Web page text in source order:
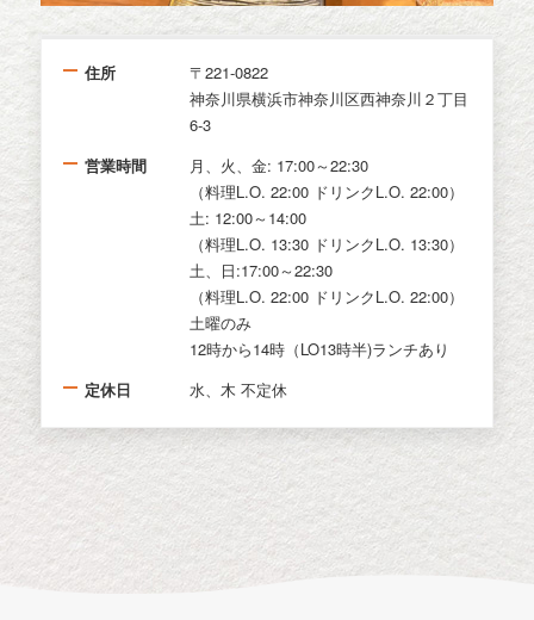
住所
〒221-0822
神奈川県横浜市神奈川区西神奈川２丁目
6-3
営業時間
月、火、金: 17:00～22:30
（料理L.O. 22:00 ドリンクL.O. 22:00）
土: 12:00～14:00
（料理L.O. 13:30 ドリンクL.O. 13:30）
土、日:17:00～22:30
（料理L.O. 22:00 ドリンクL.O. 22:00）
土曜のみ
12時から14時（LO13時半)ランチあり
定休日
水、木 不定休